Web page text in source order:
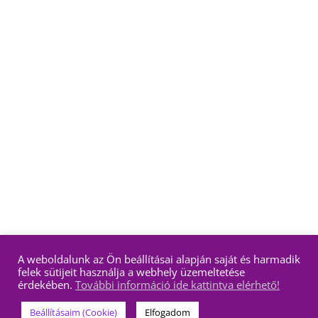
A weboldalunk az Ön beállításai alapján saját és harmadik
felek sütijeit használja a webhely üzemeltetése
érdekében. További információ ide kattintva elérhető!
Beállításaim (Cookie) Elfogadom